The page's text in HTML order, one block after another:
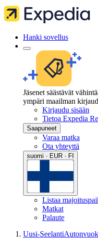
Hanki sovellus
Jäsenet säästävät
ympäri maailman
Kirjaudu sisään
Tietoa Expedia
Saapuneet
Varaa matka
Ota yhteyttä
suomi · EUR · FI
Listaa
Matkat
Palaute
Uusi-Seelanti